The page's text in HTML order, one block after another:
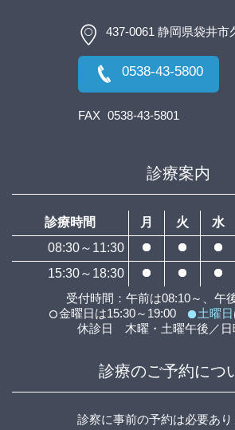
437-0061 静岡県袋井市
0538-43-5800
FAX 0538-43-5801
診療案内
診療時間 月 火 水
08:30～11:30
15:30～18:30
受付時間：午前は08:10～、午
金曜日は15:30～19:00
土曜日
休診日 木曜・土曜午後／日
診療のご予約につ
診察に事前の予約は必要あり